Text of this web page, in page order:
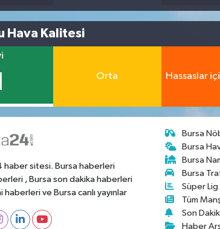
Hava Kalitesi
Orta Hassaslar
haber sitesi. Bursa haberleri
, Bursa son dakika haberleri
haberleri ve Bursa canlı yayınlar
Bursa
Bursa
Bursa
Bursa
Süper Lig
Tüm
Son
Haber